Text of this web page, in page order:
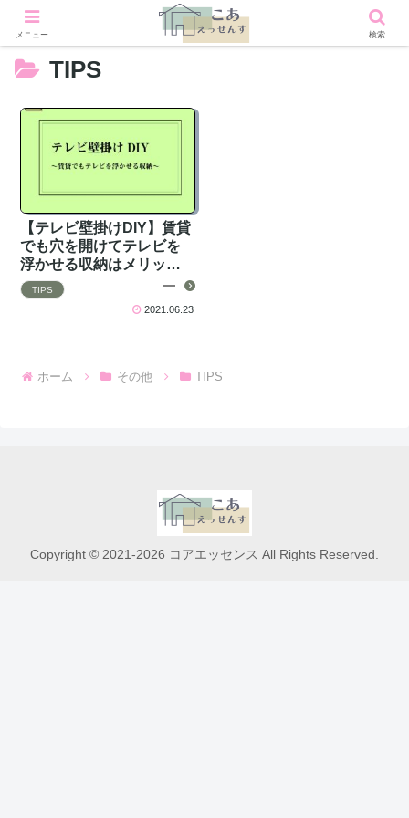
TIPS
【テレビ壁掛けDIY】賃貸
でも穴を開けてテレビを
浮かせる収納はメリット
だらけ
TIPS
2021.06.23
ホーム その他 TIPS
Copyright © 2021-2026 コアエッセンス All Rights Reserved.
メニュー 検索